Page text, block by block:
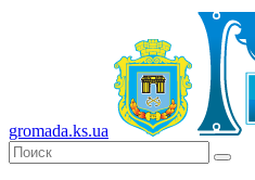
gromada.ks.ua